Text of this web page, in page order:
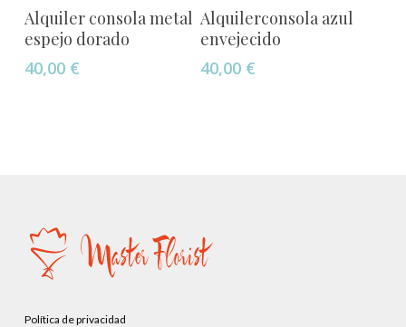
Añadir Al Carrito
Alquiler consola metal
espejo dorado
40,00 €
Añadir Al Carrito
Alquilerconsola azul
envejecido
40,00 €
Política de privacidad